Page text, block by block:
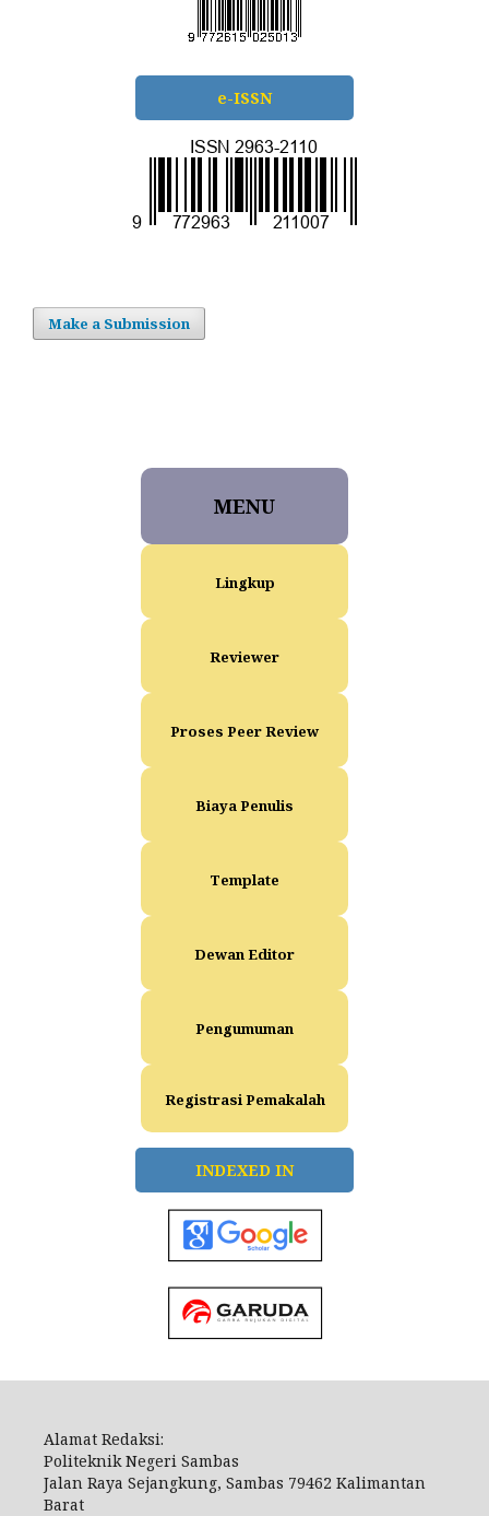
e-ISSN
Make a Submission
MENU
Lingkup
Reviewer
Proses Peer Review
Biaya Penulis
Template
Dewan Editor
Pengumuman
Registrasi Pemakalah
INDEXED IN
Alamat Redaksi:
Politeknik Negeri Sambas
Jalan Raya Sejangkung, Sambas 79462 Kalimantan
Barat